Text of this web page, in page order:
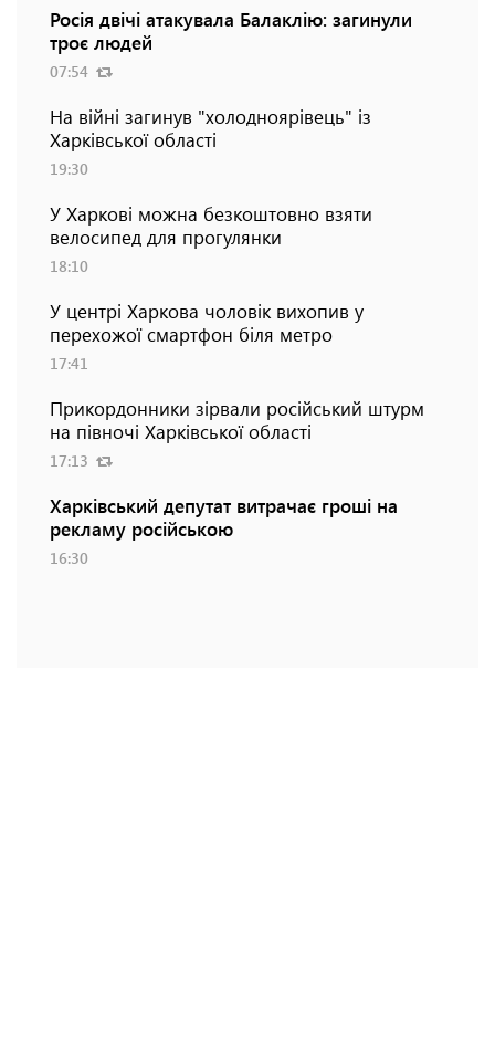
Росія двічі атакувала Балаклію: загинули
троє людей
07:54
На війні загинув "холодноярівець" із
Харківської області
19:30
У Харкові можна безкоштовно взяти
велосипед для прогулянки
18:10
У центрі Харкова чоловік вихопив у
перехожої смартфон біля метро
17:41
Прикордонники зірвали російський штурм
на півночі Харківської області
17:13
Харківський депутат витрачає гроші на
рекламу російською
16:30